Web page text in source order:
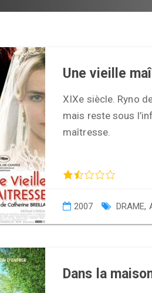
Une vieille
XIXe siècle. Ryno
mais reste sous
maîtresse.
2007 DRAME,
Dans la